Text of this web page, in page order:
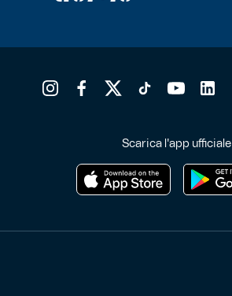
Scarica l'app ufficiale